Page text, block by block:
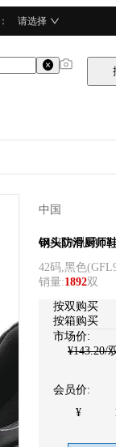
： 请选择
中国
CURTA科得
钢头防滑厨师
42码,黑色(
销量:1892双
按双购买
按箱购买
市场价:
¥143.20/
会员价:
¥